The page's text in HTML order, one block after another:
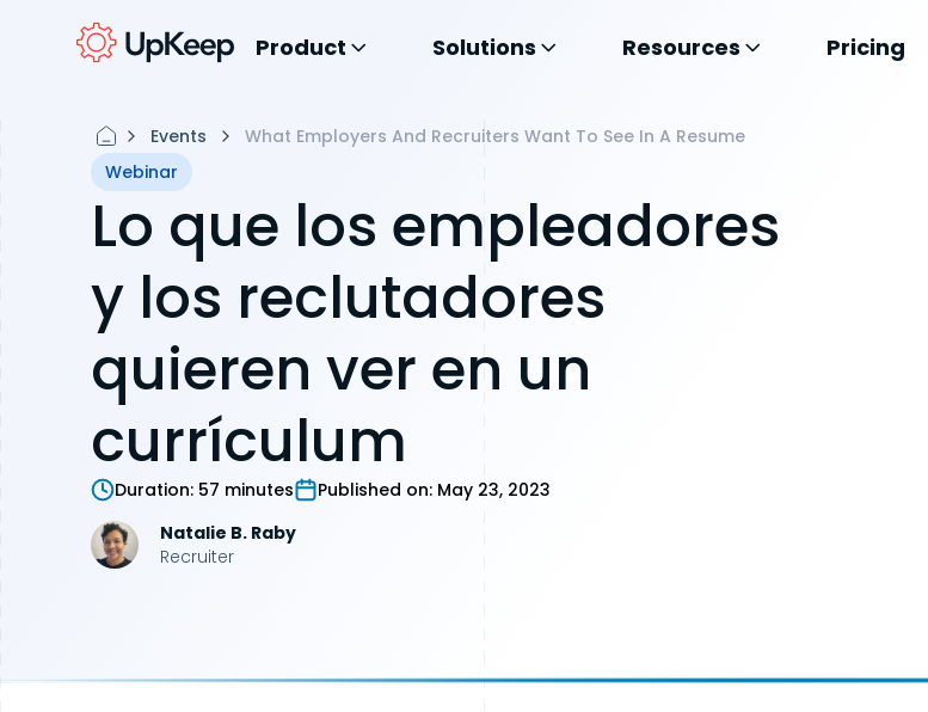
Product Solutions Resources Pricing
Events
What Employers And Recruiters Want To See In A Resume
Webinar
Lo que los empleadores
y los reclutadores
quieren ver en un
currículum
Duration: 57 minutes Published on: May 23, 2023
Natalie B. Raby
Recruiter